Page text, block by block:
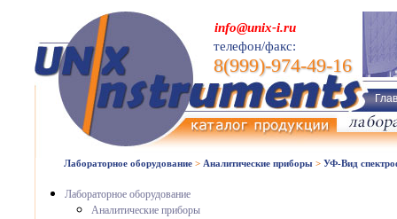
info@unix-i.ru
телефон/факс:
8(999)-974-49-16
Лабораторное оборудование > Аналитические приборы > УФ-Вид
Лабораторное оборудование
Аналитические приборы